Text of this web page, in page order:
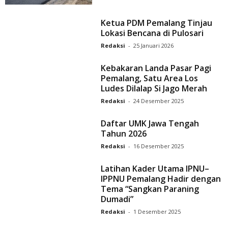
Ketua PDM Pemalang Tinjau
Lokasi Bencana di Pulosari
Redaksi - 25 Januari 2026
Kebakaran Landa Pasar Pagi
Pemalang, Satu Area Los
Ludes Dilalap Si Jago Merah
Redaksi - 24 Desember 2025
Daftar UMK Jawa Tengah
Tahun 2026
Redaksi - 16 Desember 2025
Latihan Kader Utama IPNU–
IPPNU Pemalang Hadir dengan
Tema “Sangkan Paraning
Dumadi”
Redaksi - 1 Desember 2025